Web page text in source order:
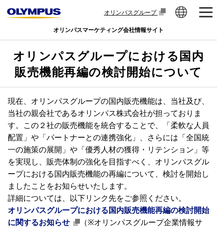
オリンパスグループ
オリンパスマーケティング会社情報サイト
オリンパスグループにおける国内
販売機能再編の検討開始について
現在、オリンパスグループの国内販売機能は、当社及び、
当社の親会社であるオリンパス株式会社が担っておりま
す。この２社の販売機能を統合することで、「柔軟な人員
配置」や「パートナーとの連携強化」、さらには「全国統
一の施策の展開」や「優秀人材の獲得・リテンション」等
を実現し、販売体制の強化を目指すべく、オリンパスグル
ープにおける国内販売機能の再編について、検討を開始し
ましたことをお知らせいたします。
詳細については、以下リンク先をご参照ください。
オリンパスグループにおける国内販売機能再編の検討開始
に関するお知らせ
（※オリンパスグループ企業情報サ